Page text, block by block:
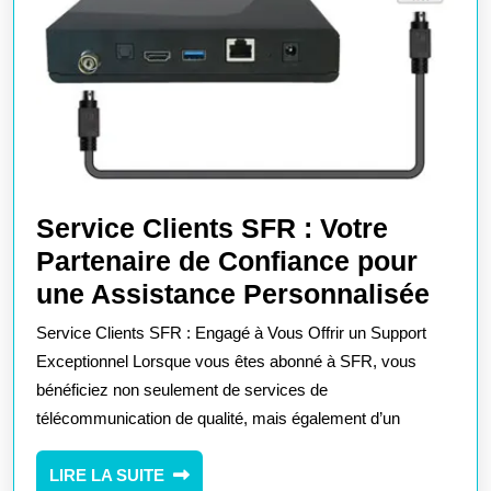
Efficace
des
Projets
Service Clients SFR : Votre
Partenaire de Confiance pour
une Assistance Personnalisée
Service Clients SFR : Engagé à Vous Offrir un Support
Exceptionnel Lorsque vous êtes abonné à SFR, vous
bénéficiez non seulement de services de
télécommunication de qualité, mais également d’un
LIRE LA SUITE
LIRE